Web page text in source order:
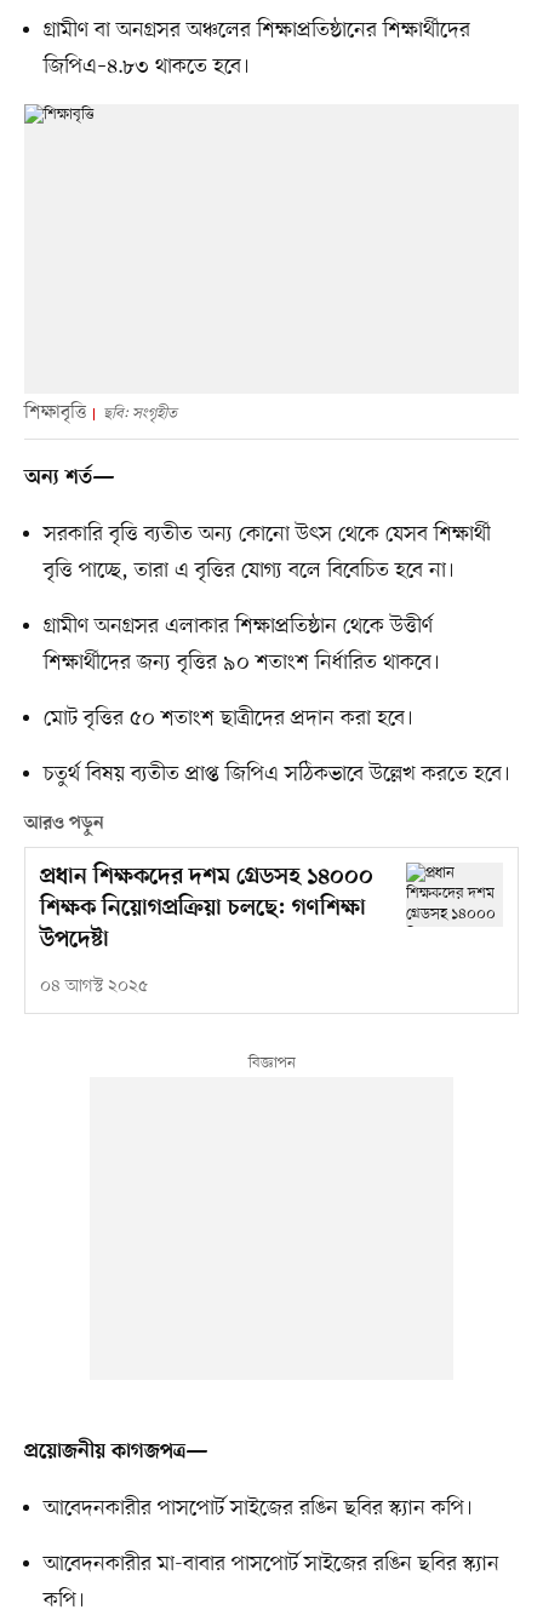
গ্রামীণ বা অনগ্রসর অঞ্চলের শিক্ষাপ্রতিষ্ঠানের শিক্ষার্থীদের
জিপিএ–৪.৮৩ থাকতে হবে।
শিক্ষাবৃত্তি ছবি: সংগৃহীত
অন্য শর্ত—
সরকারি বৃত্তি ব্যতীত অন্য কোনো উৎস থেকে যেসব শিক্ষার্থী
বৃত্তি পাচ্ছে, তারা এ বৃত্তির যোগ্য বলে বিবেচিত হবে না।
গ্রামীণ অনগ্রসর এলাকার শিক্ষাপ্রতিষ্ঠান থেকে উত্তীর্ণ
শিক্ষার্থীদের জন্য বৃত্তির ৯০ শতাংশ নির্ধারিত থাকবে।
মোট বৃত্তির ৫০ শতাংশ ছাত্রীদের প্রদান করা হবে।
চতুর্থ বিষয় ব্যতীত প্রাপ্ত জিপিএ সঠিকভাবে উল্লেখ করতে হবে।
আরও পড়ুন
প্রধান শিক্ষকদের দশম গ্রেডসহ ১৪০০০
শিক্ষক নিয়োগপ্রক্রিয়া চলছে: গণশিক্ষা
উপদেষ্টা
০৪ আগস্ট ২০২৫
প্রয়োজনীয় কাগজপত্র—
আবেদনকারীর পাসপোর্ট সাইজের রঙিন ছবির স্ক্যান কপি।
আবেদনকারীর মা-বাবার পাসপোর্ট সাইজের রঙিন ছবির স্ক্যান
কপি।